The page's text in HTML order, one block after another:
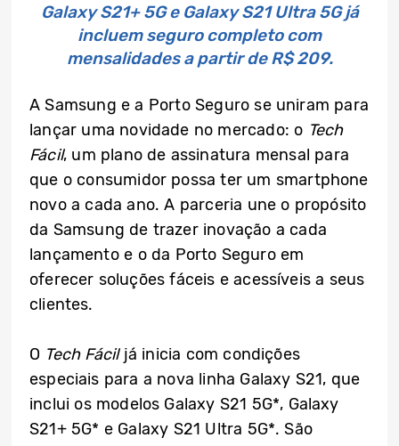
Galaxy S21+ 5G e Galaxy S21 Ultra 5G já
incluem seguro completo com
mensalidades a partir de R$ 209.
A Samsung e a Porto Seguro se uniram para
lançar uma novidade no mercado: o Tech
Fácil, um plano de assinatura mensal para
que o consumidor possa ter um smartphone
novo a cada ano. A parceria une o propósito
da Samsung de trazer inovação a cada
lançamento e o da Porto Seguro em
oferecer soluções fáceis e acessíveis a seus
clientes.
O Tech Fáciljá inicia com condições
especiais para a nova linha Galaxy S21, que
inclui os modelos Galaxy S21 5G*, Galaxy
S21+ 5G* e Galaxy S21 Ultra 5G*. São